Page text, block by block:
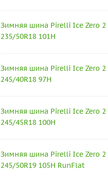
Зимняя шина Pirelli Ice Zero 2
235/50R18 101H
Зимняя шина Pirelli Ice Zero 2
245/40R18 97H
Зимняя шина Pirelli Ice Zero 2
245/45R18 100H
Зимняя шина Pirelli Ice Zero 2
245/50R19 105H RunFlat